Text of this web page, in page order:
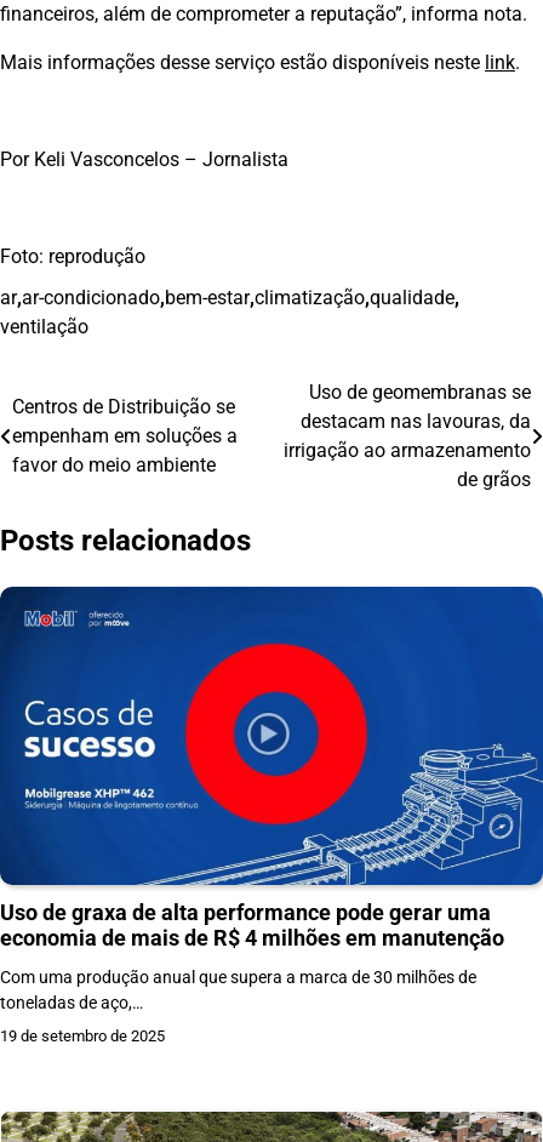
financeiros, além de comprometer a reputação”, informa nota.
Mais informações desse serviço estão disponíveis neste link.
Por Keli Vasconcelos – Jornalista
Foto: reprodução
ar,ar-condicionado,bem-estar,climatização,qualidade,
ventilação
Navegação
de
Centros de Distribuição se
empenham em soluções a
favor do meio ambiente
Uso de geomembranas se
destacam nas lavouras, da
irrigação ao armazenamento
de grãos
Posts relacionados
Uso de graxa de alta performance pode gerar uma
economia de mais de R$ 4 milhões em manutenção
Com uma produção anual que supera a marca de 30 milhões de
toneladas de aço,…
19 de setembro de 2025